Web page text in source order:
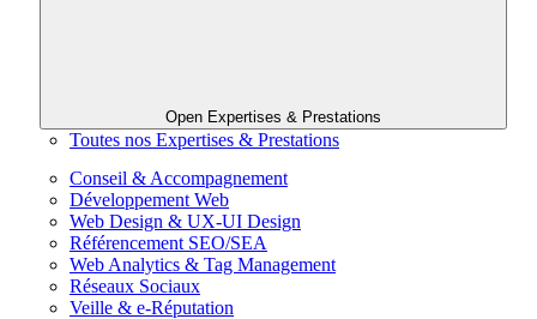
Open Expertises & Prestations
Toutes nos Expertises & Prestations
Conseil & Accompagnement
Développement Web
Web Design & UX-UI Design
Référencement SEO/SEA
Web Analytics & Tag Management
Réseaux Sociaux
Veille & e-Réputation